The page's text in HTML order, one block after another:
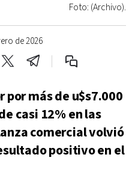
de 2026
Foto: (Archivo).
por más de u$s7.000
casi 12% en las
comercial volvió
positivo en el